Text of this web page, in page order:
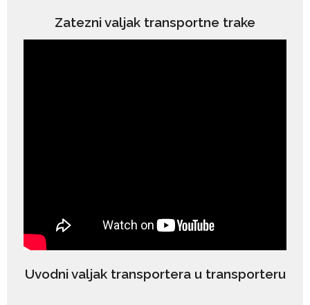
Zatezni valjak transportne trake
Uvodni valjak transportera u transporteru